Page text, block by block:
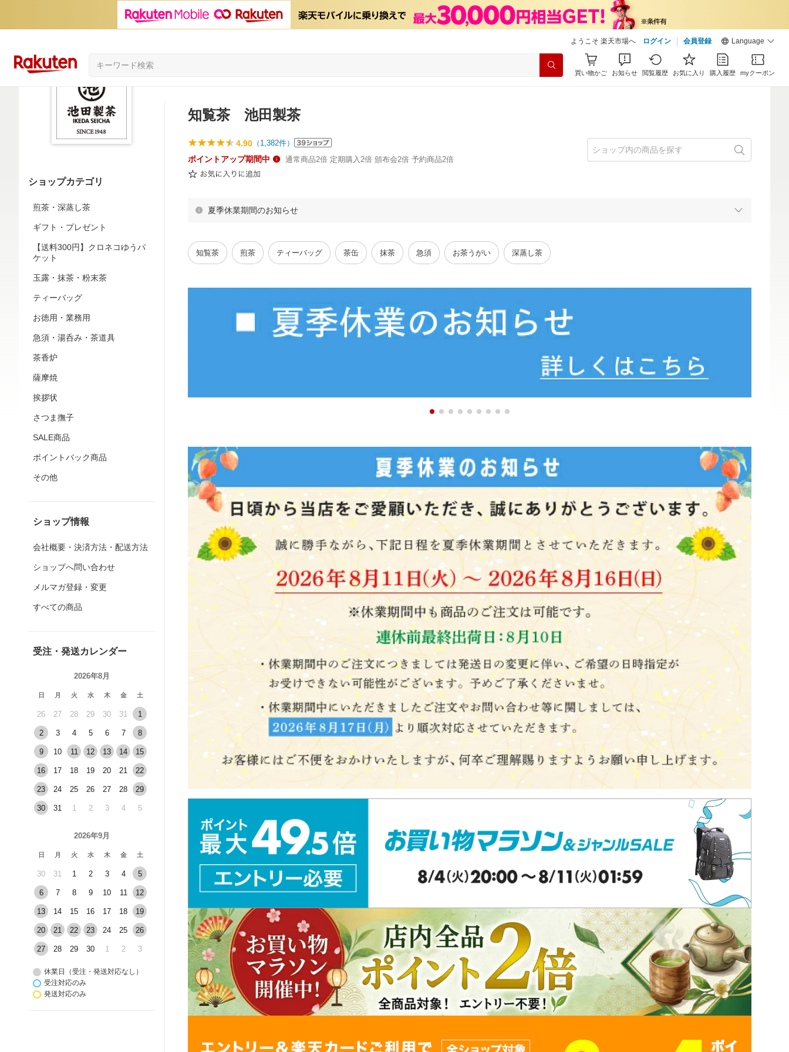
ようこそ 楽天市場へ ログイン 会員登録 Language
買い物かご お知らせ 閲覧履歴 お気に入り 購入履歴 myクーポン
ショップカテゴリ
煎茶・深蒸し茶
ギフト・プレゼント
【送料300円】クロネコゆうパ
ケット
玉露・抹茶・粉末茶
ティーバッグ
お徳用・業務用
急須・湯呑み・茶道具
茶香炉
薩摩焼
挨拶状
さつま撫子
SALE商品
ポイントバック商品
その他
ショップ情報
会社概要・決済方法・配送方法
ショップへ問い合わせ
メルマガ登録・変更
すべての商品
受注・発送カレンダー
2026年8月
日 月 火 水 木 金 土
26 27 28 29 30 31 1
2 3 4 5 6 7 8
9 10 11 12 13 14 15
16 17 18 19 20 21 22
23 24 25 26 27 28 29
30 31 1 2 3 4 5
2026年9月
日 月 火 水 木 金 土
30 31 1 2 3 4 5
6 7 8 9 10 11 12
13 14 15 16 17 18 19
20 21 22 23 24 25 26
27 28 29 30 1 2 3
休業日（受注・発送対応なし）
受注対応のみ
発送対応のみ
知覧茶 池田製茶
4.90 （ 1,382件）
ポイントアップ期間中 通常商品2倍 定期購入2倍 頒布会2倍 予約商品2倍
夏季休業期間のお知らせ
知覧茶 煎茶 ティーバッグ 茶缶 抹茶 急須 お茶うがい 深蒸し茶